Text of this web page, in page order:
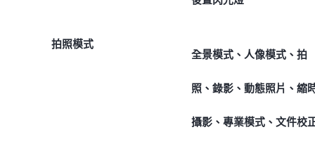
拍照模式
全景模式、人像模式、拍
照、錄影、動態照片、縮
攝影、專業模式、文件校